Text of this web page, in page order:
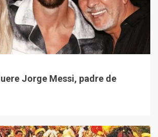
Jorge Messi, padre de